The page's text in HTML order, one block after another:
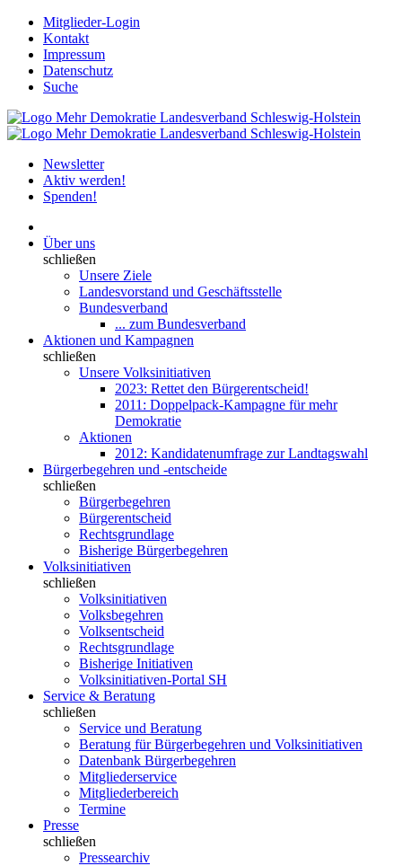
Mitglieder-Login
Kontakt
Impressum
Datenschutz
Suche
Newsletter
Aktiv werden!
Spenden!
Über uns
schließen
Unsere Ziele
Landesvorstand und Geschäftsstelle
Bundesverband
... zum Bundesverband
Aktionen und Kampagnen
schließen
Unsere Volksinitiativen
2023: Rettet den Bürgerentscheid!
2011: Doppelpack-Kampagne für mehr
Demokratie
Aktionen
2012: Kandidatenumfrage zur Landtagswahl
Bürgerbegehren und -entscheide
schließen
Bürgerbegehren
Bürgerentscheid
Rechtsgrundlage
Bisherige Bürgerbegehren
Volksinitiativen
schließen
Volksinitiativen
Volksbegehren
Volksentscheid
Rechtsgrundlage
Bisherige Initiativen
Volksinitiativen-Portal SH
Service & Beratung
schließen
Service und Beratung
Beratung für Bürgerbegehren und Volksinitiativen
Datenbank Bürgerbegehren
Mitgliederservice
Mitgliederbereich
Termine
Presse
schließen
Pressearchiv